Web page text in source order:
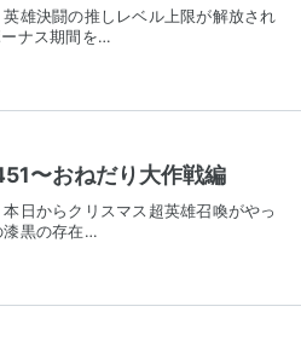
雄決闘の推しレベル上限が解放され
ナス期間を…
〜おねだり大作戦編
日からクリスマス超英雄召喚がやっ
漆黒の存在…